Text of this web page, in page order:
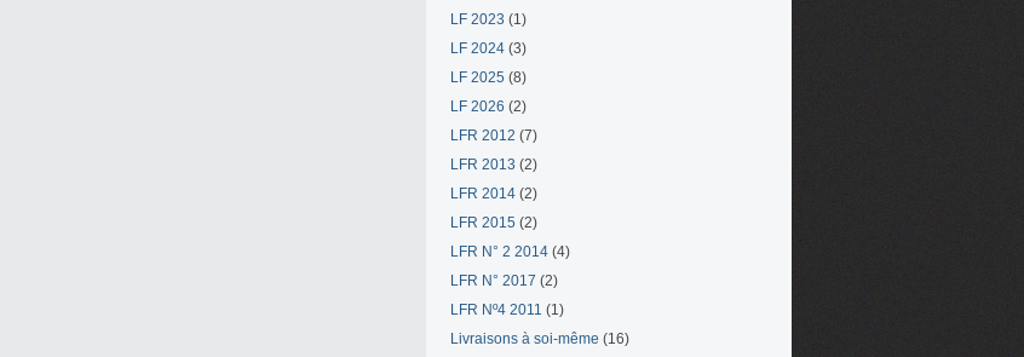
LF 2023 (1)
LF 2024 (3)
LF 2025 (8)
LF 2026 (2)
LFR 2012 (7)
LFR 2013 (2)
LFR 2014 (2)
LFR 2015 (2)
LFR N° 2 2014 (4)
LFR N° 2017 (2)
LFR Nº4 2011 (1)
Livraisons à soi-même (16)